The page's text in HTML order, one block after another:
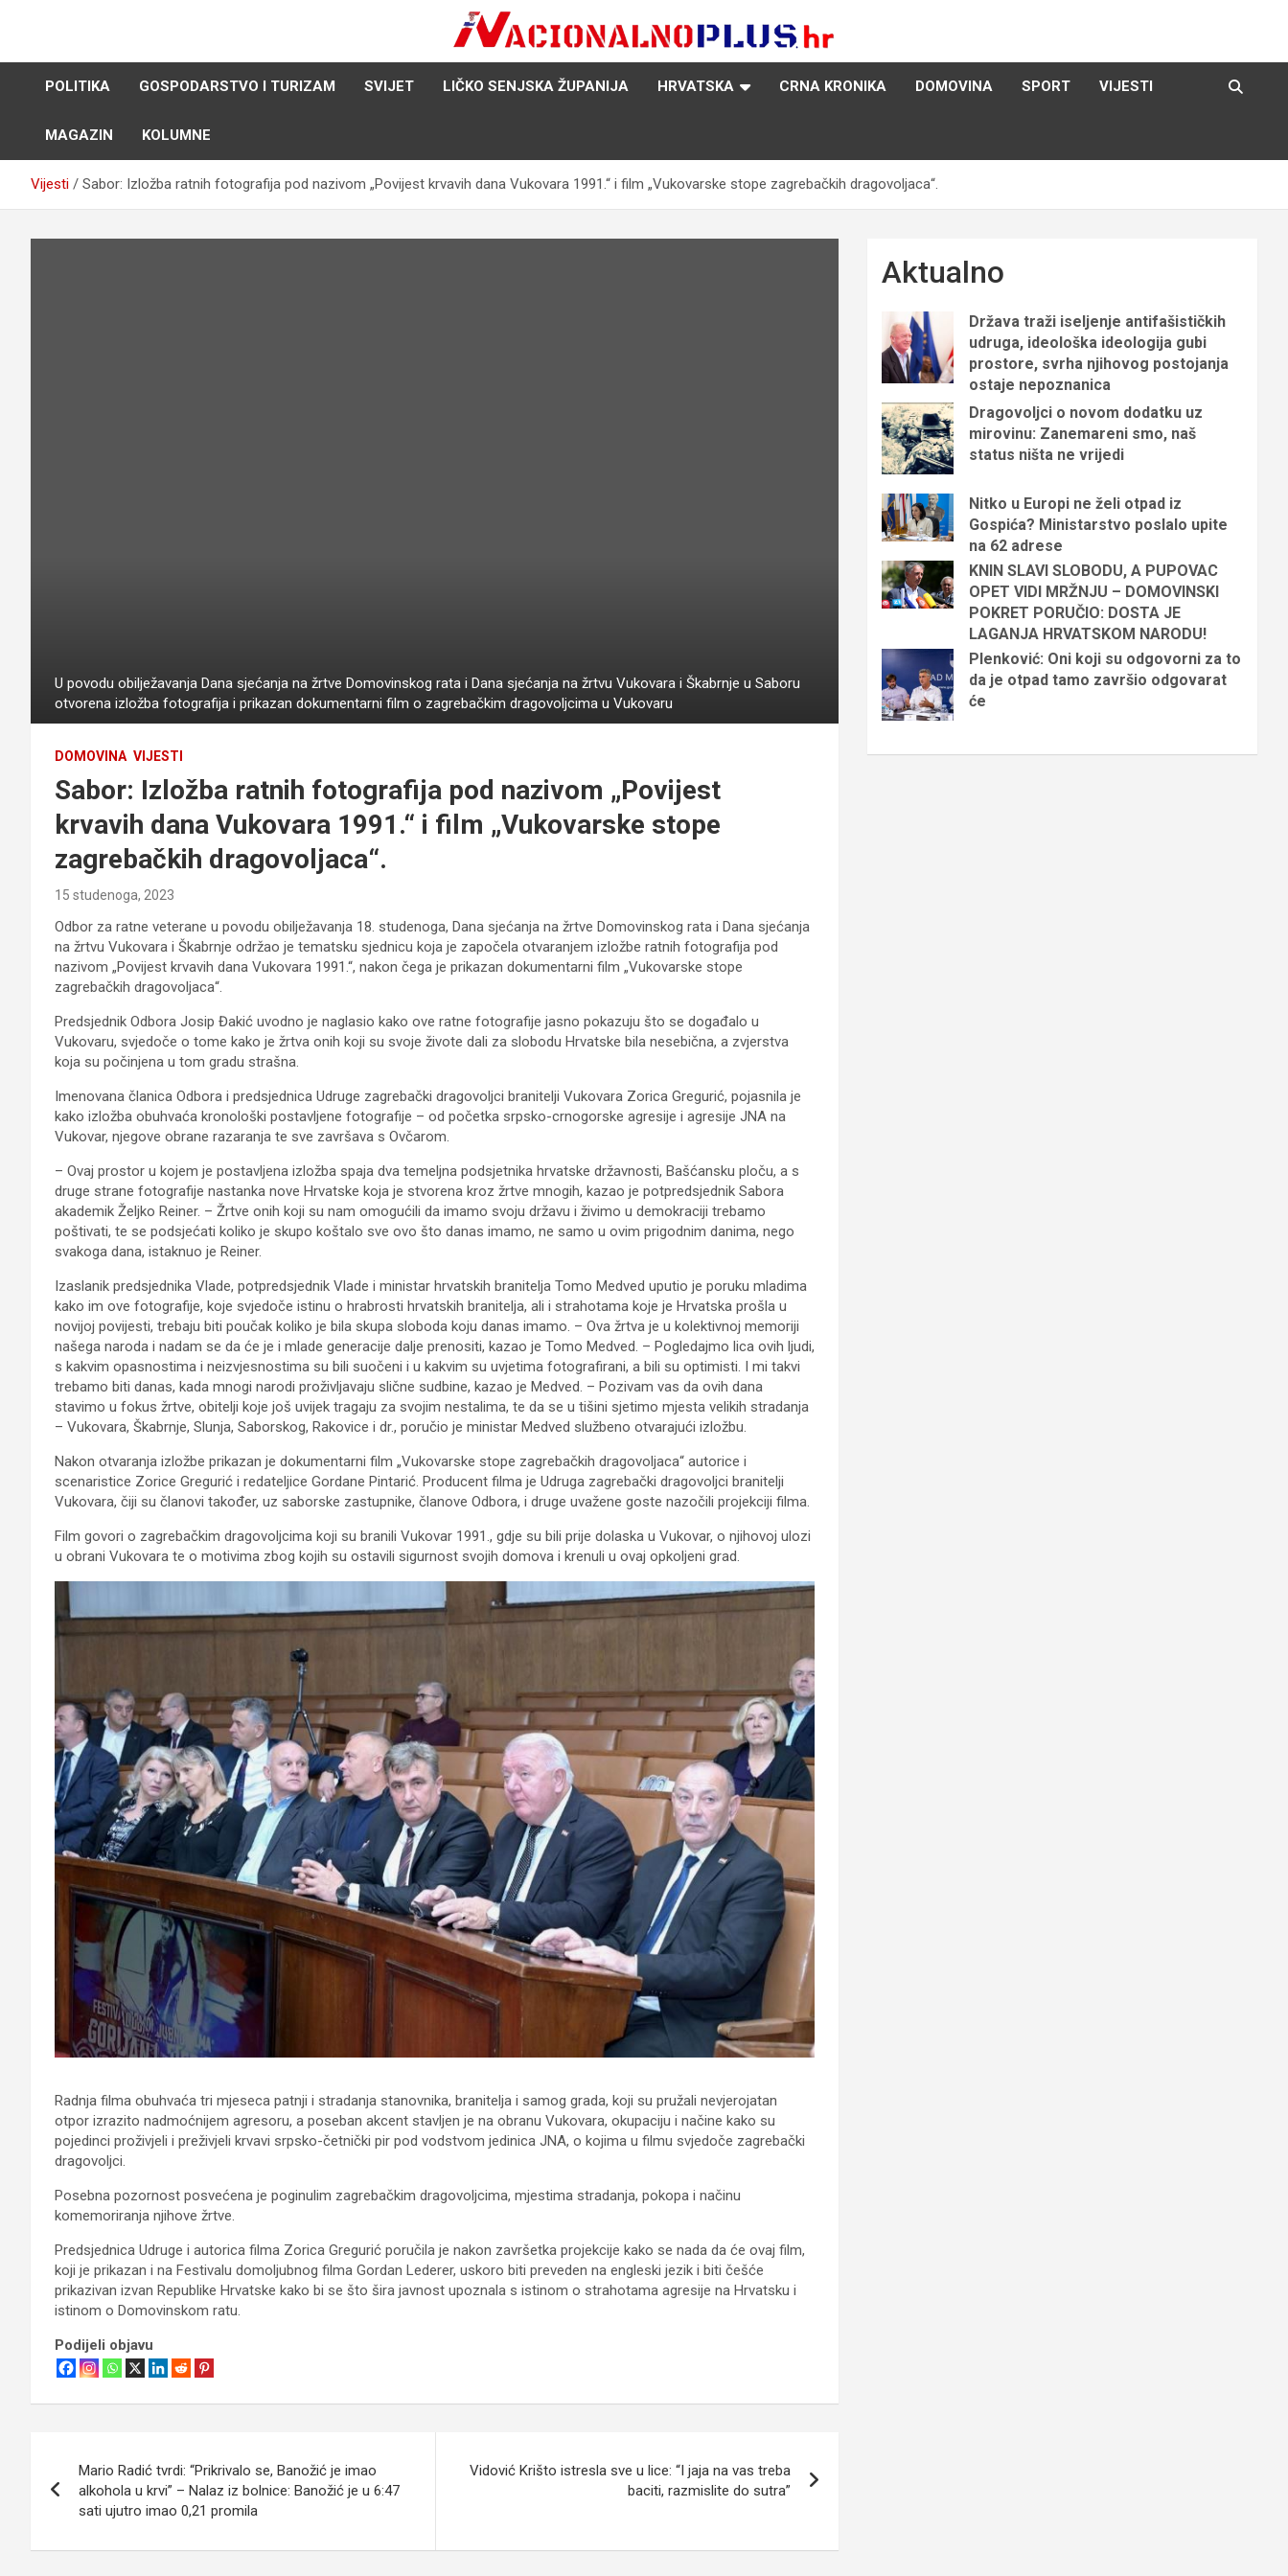
NacionalnoPlus.hr
Nacija želi znati više
POLITIKA
GOSPODARSTVO I TURIZAM SVIJET LIČKO SENJSKA ŽUPANIJA HRVATSKA CRNA KRONIKA DOMOVINA SPORT VIJESTI
MAGAZIN KOLUMNE
Vijesti Sabor: Izložba ratnih fotografija pod nazivom „Povijest krvavih dana Vukovara 1991.“ i film „Vukovarske stope zagrebačkih dragovoljaca“.
U povodu obilježavanja Dana sjećanja na žrtve Domovinskog rata i Dana sjećanja na žrtvu Vukovara i Škabrnje u Saboru
otvorena izložba fotografija i prikazan dokumentarni film o zagrebačkim dragovoljcima u Vukovaru
DOMOVINA VIJESTI
Sabor: Izložba ratnih fotografija pod nazivom „Povijest
krvavih dana Vukovara 1991.“ i film „Vukovarske stope
zagrebačkih dragovoljaca“.
15 studenoga, 2023
Odbor za ratne veterane u povodu obilježavanja 18. studenoga, Dana sjećanja na žrtve Domovinskog rata i Dana sjećanja
na žrtvu Vukovara i Škabrnje održao je tematsku sjednicu koja je započela otvaranjem izložbe ratnih fotografija pod
nazivom „Povijest krvavih dana Vukovara 1991.“, nakon čega je prikazan dokumentarni film „Vukovarske stope
zagrebačkih dragovoljaca“.
Predsjednik Odbora Josip Đakić uvodno je naglasio kako ove ratne fotografije jasno pokazuju što se događalo u
Vukovaru, svjedoče o tome kako je žrtva onih koji su svoje živote dali za slobodu Hrvatske bila nesebična, a zvjerstva
koja su počinjena u tom gradu strašna.
Imenovana članica Odbora i predsjednica Udruge zagrebački dragovoljci branitelji Vukovara Zorica Gregurić, pojasnila je
kako izložba obuhvaća kronološki postavljene fotografije – od početka srpsko-crnogorske agresije i agresije JNA na
Vukovar, njegove obrane razaranja te sve završava s Ovčarom.
– Ovaj prostor u kojem je postavljena izložba spaja dva temeljna podsjetnika hrvatske državnosti, Bašćansku ploču, a s
druge strane fotografije nastanka nove Hrvatske koja je stvorena kroz žrtve mnogih, kazao je potpredsjednik Sabora
akademik Željko Reiner. – Žrtve onih koji su nam omogućili da imamo svoju državu i živimo u demokraciji trebamo
poštivati, te se podsjećati koliko je skupo koštalo sve ovo što danas imamo, ne samo u ovim prigodnim danima, nego
svakoga dana, istaknuo je Reiner.
Izaslanik predsjednika Vlade, potpredsjednik Vlade i ministar hrvatskih branitelja Tomo Medved uputio je poruku mladima
kako im ove fotografije, koje svjedoče istinu o hrabrosti hrvatskih branitelja, ali i strahotama koje je Hrvatska prošla u
novijoj povijesti, trebaju biti poučak koliko je bila skupa sloboda koju danas imamo. – Ova žrtva je u kolektivnoj memoriji
našega naroda i nadam se da će je i mlade generacije dalje prenositi, kazao je Tomo Medved. – Pogledajmo lica ovih ljudi,
s kakvim opasnostima i neizvjesnostima su bili suočeni i u kakvim su uvjetima fotografirani, a bili su optimisti. I mi takvi
trebamo biti danas, kada mnogi narodi proživljavaju slične sudbine, kazao je Medved. – Pozivam vas da ovih dana
stavimo u fokus žrtve, obitelji koje još uvijek tragaju za svojim nestalima, te da se u tišini sjetimo mjesta velikih stradanja
– Vukovara, Škabrnje, Slunja, Saborskog, Rakovice i dr., poručio je ministar Medved službeno otvarajući izložbu.
Nakon otvaranja izložbe prikazan je dokumentarni film „Vukovarske stope zagrebačkih dragovoljaca“ autorice i
scenaristice Zorice Gregurić i redateljice Gordane Pintarić. Producent filma je Udruga zagrebački dragovoljci branitelji
Vukovara, čiji su članovi također, uz saborske zastupnike, članove Odbora, i druge uvažene goste nazočili projekciji filma.
Film govori o zagrebačkim dragovoljcima koji su branili Vukovar 1991., gdje su bili prije dolaska u Vukovar, o njihovoj ulozi
u obrani Vukovara te o motivima zbog kojih su ostavili sigurnost svojih domova i krenuli u ovaj opkoljeni grad.
Radnja filma obuhvaća tri mjeseca patnji i stradanja stanovnika, branitelja i samog grada, koji su pružali nevjerojatan
otpor izrazito nadmoćnijem agresoru, a poseban akcent stavljen je na obranu Vukovara, okupaciju i načine kako su
pojedinci proživjeli i preživjeli krvavi srpsko-četnički pir pod vodstvom jedinica JNA, o kojima u filmu svjedoče zagrebački
dragovoljci.
Posebna pozornost posvećena je poginulim zagrebačkim dragovoljcima, mjestima stradanja, pokopa i načinu
komemoriranja njihove žrtve.
Predsjednica Udruge i autorica filma Zorica Gregurić poručila je nakon završetka projekcije kako se nada da će ovaj film,
koji je prikazan i na Festivalu domoljubnog filma Gordan Lederer, uskoro biti preveden na engleski jezik i biti češće
prikazivan izvan Republike Hrvatske kako bi se što šira javnost upoznala s istinom o strahotama agresije na Hrvatsku i
istinom o Domovinskom ratu.
Podijeli objavu
objava
Mario Radić tvrdi: “Prikrivalo se, Banožić je imao
alkohola u krvi” – Nalaz iz bolnice: Banožić je u 6:47
sati ujutro imao 0,21 promila
Vidović Krišto istresla sve u lice: “I jaja na vas treba
baciti, razmislite do sutra”
Aktualno
Država traži iseljenje antifašističkih
udruga, ideološka ideologija gubi
prostore, svrha njihovog postojanja
ostaje nepoznanica
Dragovoljci o novom dodatku uz
mirovinu: Zanemareni smo, naš
status ništa ne vrijedi
Nitko u Europi ne želi otpad iz
Gospića? Ministarstvo poslalo upite
na 62 adrese
KNIN SLAVI SLOBODU, A PUPOVAC
OPET VIDI MRŽNJU – DOMOVINSKI
POKRET PORUČIO: DOSTA JE
LAGANJA HRVATSKOM NARODU!
Plenković: Oni koji su odgovorni za to
da je otpad tamo završio odgovarat
će